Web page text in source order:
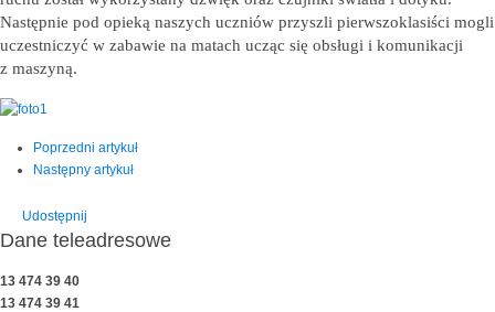
Następnie pod opieką naszych uczniów przyszli pierwszoklasiści mogli
uczestniczyć w zabawie na matach ucząc się obsługi i komunikacji
z maszyną.
Poprzedni artykuł
Następny artykuł
Udostępnij
Dane teleadresowe
13 474 39 40
13 474 39 41